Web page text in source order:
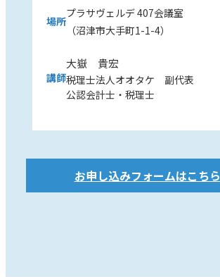
場所
プラサヴェルデ 407会議室
（沼津市大手町1-1-4）
講師
大嶽 貴宏
税理士法人オオタケ 副代表
公認会計士・税理士
お申し込みフォームはこちら